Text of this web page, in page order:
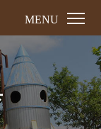
MENU